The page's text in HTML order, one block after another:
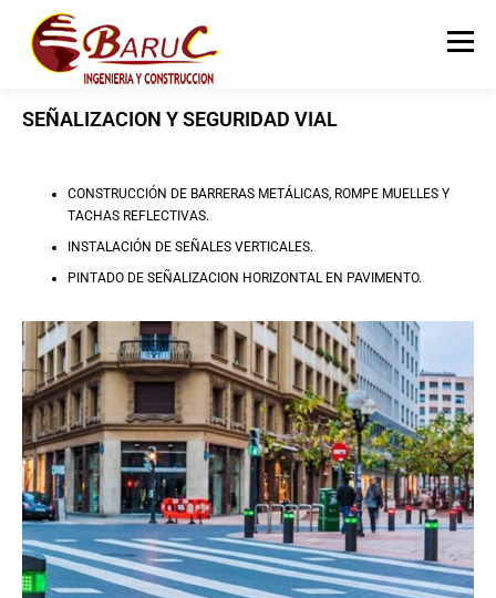
Menú
INICIO QUIENES SOMOS SERVICIOS
OBRAS CLIENTES
SEÑALIZACION Y SEGURIDAD VIAL
CONSTRUCCIÓN DE BARRERAS METÁLICAS, ROMPE MUELLES Y
TACHAS REFLECTIVAS.
INSTALACIÓN DE SEÑALES VERTICALES.
PINTADO DE SEÑALIZACION HORIZONTAL EN PAVIMENTO.